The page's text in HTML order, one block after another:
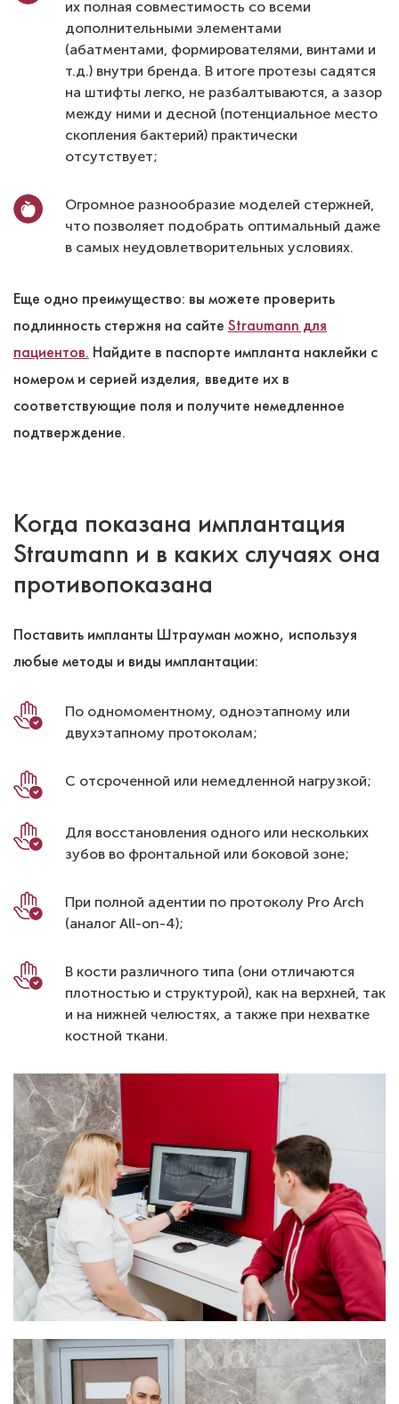
их полная совместимость со всеми
дополнительными элементами
(абатментами, формирователями, винтами и
т.д.) внутри бренда. В итоге протезы садятся
на штифты легко, не разбалтываются, а зазор
между ними и десной (потенциальное место
скопления бактерий) практически
отсутствует;
Огромное разнообразие моделей стержней,
что позволяет подобрать оптимальный даже
в самых неудовлетворительных условиях.
Еще одно преимущество: вы можете проверить
подлинность стержня на сайте Straumann для
пациентов. Найдите в паспорте импланта наклейки с
номером и серией изделия, введите их в
соответствующие поля и получите немедленное
подтверждение.
Когда показана имплантация
Straumann и в каких случаях она
противопоказана
Поставить импланты Штрауман можно, используя
любые методы и виды имплантации:
По одномоментному, одноэтапному или
двухэтапному протоколам;
С отсроченной или немедленной нагрузкой;
Для восстановления одного или нескольких
зубов во фронтальной или боковой зоне;
При полной адентии по протоколу Pro Arch
(аналог All-on-4);
В кости различного типа (они отличаются
плотностью и структурой), как на верхней, так
и на нижней челюстях, а также при нехватке
костной ткани.